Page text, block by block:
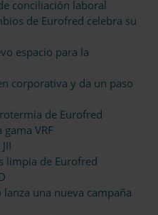
conciliación laboral
de Eurofred celebra su
espacio para la
corporativa y da un paso
de Eurofred
VRF
limpia de Eurofred
una nueva campaña